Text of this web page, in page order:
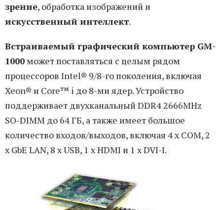
зрение, обработка изображений и
искусственный интеллект.
Встраиваемый графический компьютер GM-
1000может поставляться с целым рядом
процессоров Intel® 9/8-го поколения, включая
Xeon® и Core™ i до 8-ми ядер. Устройство
поддерживает двухканальный DDR4 2666MHz
SO-DIMM до 64 ГБ, а также имеет большое
количество входов/выходов, включая 4 x COM, 2
x GbE LAN, 8 x USB, 1 x HDMI и 1 x DVI-I.